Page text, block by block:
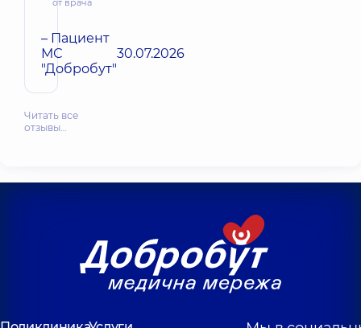
от врача
– Пациент
МС
"Добробут"
30.07.2026
Читать все
отзывы…